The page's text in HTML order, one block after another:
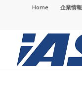
Home 企業情報